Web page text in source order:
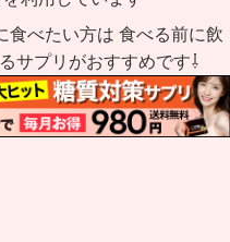
食べたい方は 食べる前に飲
サプリがおすすめです⇩